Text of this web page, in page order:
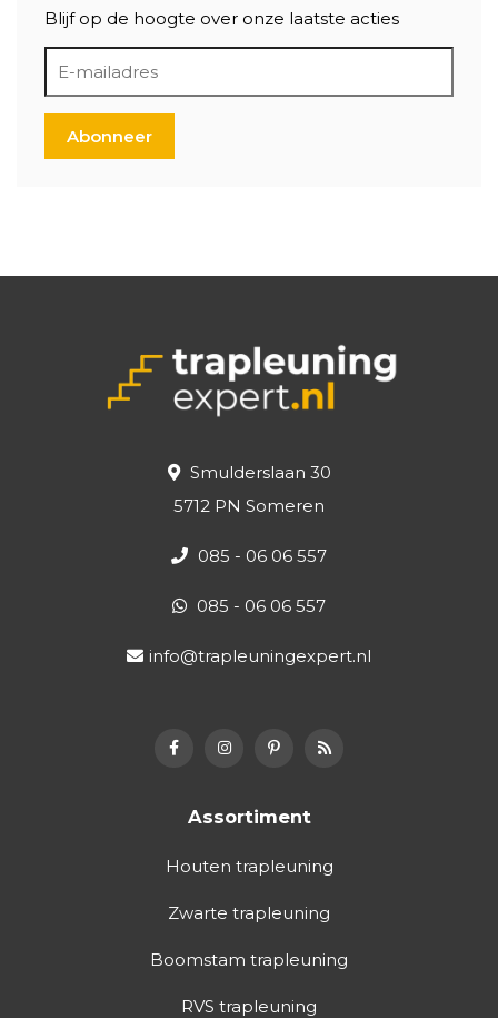
Blijf op de hoogte over onze laatste acties
Abonneer
Smulderslaan 30
5712 PN Someren
085 - 06 06 557
085 - 06 06 557
info@trapleuningexpert.nl
Assortiment
Houten trapleuning
Zwarte trapleuning
Boomstam trapleuning
RVS trapleuning